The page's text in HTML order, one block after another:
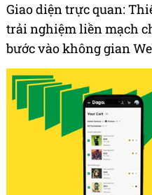
Giao diện trực quan:
trải nghiệm liền mạch
bước vào không gian